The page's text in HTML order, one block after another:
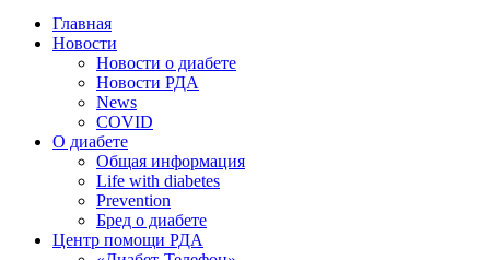
Главная
Новости
Новости о диабете
Новости РДА
News
COVID
О диабете
Общая информация
Life with diabetes
Prevention
Бред о диабете
Центр помощи РДА